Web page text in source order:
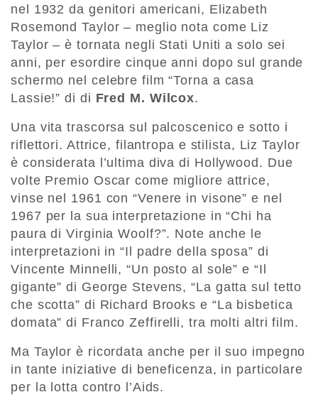
nel 1932 da genitori americani, Elizabeth
Rosemond Taylor – meglio nota come Liz
Taylor – è tornata negli Stati Uniti a solo sei
anni, per esordire cinque anni dopo sul grande
schermo nel celebre film “Torna a casa
Lassie!” di di Fred M. Wilcox.
Una vita trascorsa sul palcoscenico e sotto i
riflettori. Attrice, filantropa e stilista, Liz Taylor
è considerata l’ultima diva di Hollywood. Due
volte Premio Oscar come migliore attrice,
vinse nel 1961 con “Venere in visone” e nel
1967 per la sua interpretazione in “Chi ha
paura di Virginia Woolf?”. Note anche le
interpretazioni in “Il padre della sposa” di
Vincente Minnelli, “Un posto al sole” e “Il
gigante” di George Stevens, “La gatta sul tetto
che scotta” di Richard Brooks e “La bisbetica
domata” di Franco Zeffirelli, tra molti altri film.
Ma Taylor è ricordata anche per il suo impegno
in tante iniziative di beneficenza, in particolare
per la lotta contro l’Aids.